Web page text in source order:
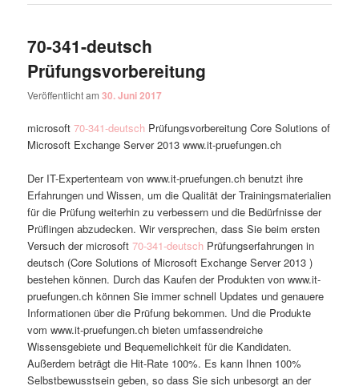
70-341-deutsch
Prüfungsvorbereitung
Veröffentlicht am30. Juni 2017
microsoft70-341-deutsch Prüfungsvorbereitung Core Solutions of
Microsoft Exchange Server 2013 www.it-pruefungen.ch
Der IT-Expertenteam von www.it-pruefungen.ch benutzt ihre
Erfahrungen und Wissen, um die Qualität der Trainingsmaterialien
für die Prüfung weiterhin zu verbessern und die Bedürfnisse der
Prüflingen abzudecken. Wir versprechen, dass Sie beim ersten
Versuch der microsoft70-341-deutsch Prüfungserfahrungen in
deutsch (Core Solutions of Microsoft Exchange Server 2013 )
bestehen können. Durch das Kaufen der Produkten von www.it-
pruefungen.ch können Sie immer schnell Updates und genauere
Informationen über die Prüfung bekommen. Und die Produkte
vom www.it-pruefungen.ch bieten umfassendreiche
Wissensgebiete und Bequemelichkeit für die Kandidaten.
Außerdem beträgt die Hit-Rate 100%. Es kann Ihnen 100%
Selbstbewusstsein geben, so dass Sie sich unbesorgt an der